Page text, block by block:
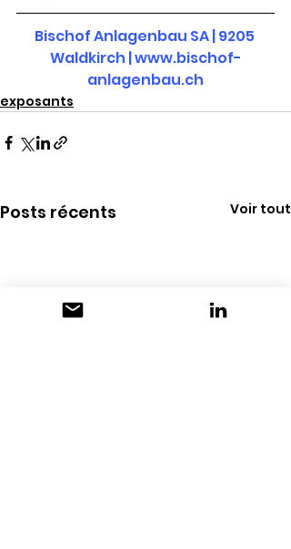
Bischof Anlagenbau SA | 9205
Waldkirch | www.bischof-
anlagenbau.ch
exposants
Posts récents Voir tout